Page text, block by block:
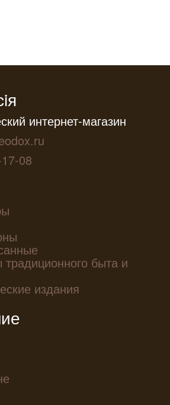
интернет-магазин
08
быта и
издания